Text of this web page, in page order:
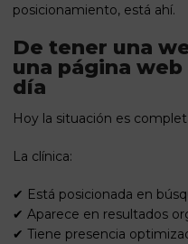
posicionamiento, está ahí.
De tener una
una página
día
Hoy la situación es
La clínica:
✔ Está posicionada en
✔ Aparece en resultados
✔ Tiene presencia